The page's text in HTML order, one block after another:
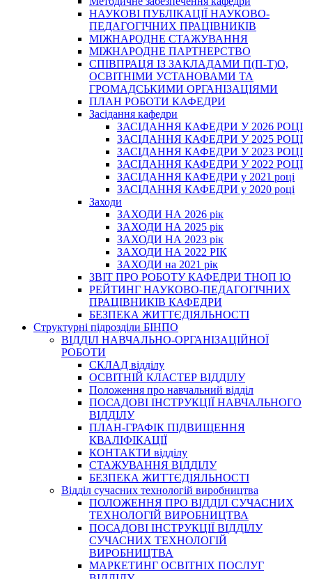
НАУКОВІ ПУБЛІКАЦІЇ НАУКОВО-
ПЕДАГОГІЧНИХ ПРАЦІВНИКІВ
МІЖНАРОДНЕ СТАЖУВАННЯ
МІЖНАРОДНЕ ПАРТНЕРСТВО
СПІВПРАЦЯ ІЗ ЗАКЛАДАМИ П(П-Т)О,
ОСВІТНІМИ УСТАНОВАМИ ТА
ГРОМАДСЬКИМИ ОРГАНІЗАЦІЯМИ
ПЛАН РОБОТИ КАФЕДРИ
Засідання кафедри
ЗАСІДАННЯ КАФЕДРИ У 2026 РОЦІ
ЗАСІДАННЯ КАФЕДРИ У 2025 РОЦІ
ЗАСІДАННЯ КАФЕДРИ У 2023 РОЦІ
ЗАСІДАННЯ КАФЕДРИ У 2022 РОЦІ
ЗАСІДАННЯ КАФЕДРИ у 2021 році
ЗАСІДАННЯ КАФЕДРИ у 2020 році
Заходи
ЗАХОДИ НА 2026 рік
ЗАХОДИ НА 2025 рік
ЗАХОДИ НА 2023 рік
ЗАХОДИ НА 2022 РІК
ЗАХОДИ на 2021 рік
3BIT ПРО РОБОТУ КАФЕДРИ ТНОП ІО
РЕЙТИНГ НАУКОВО-ПЕДАГОГІЧНИХ
ПРАЦІВНИКІВ КАФЕДРИ
БЕЗПЕКА ЖИТТЄДІЯЛЬНОСТІ
Структурні підрозділи БІНПО
ВІДДІЛ НАВЧАЛЬНО-ОРГАНІЗАЦІЙНОЇ
РОБОТИ
СКЛАД відділу
ОСВІТНІЙ КЛАСТЕР ВІДДІЛУ
Положення про навчальний вiддiл
ПОСАДОВІ ІНСТРУКЦІЇ НАВЧАЛЬНОГО
ВІДДІЛУ
ПЛАН-ГРАФІК ПІДВИЩЕННЯ
КВАЛІФІКАЦІЇ
КОНТАКТИ відділу
СТАЖУВАННЯ ВІДДІЛУ
БЕЗПЕКА ЖИТТЄДІЯЛЬНОСТІ
Відділ сучасних технологій виробництва
ПОЛОЖЕННЯ ПРО ВІДДІЛ СУЧАСНИХ
ТЕХНОЛОГІЙ ВИРОБНИЦТВА
ПОСАДОВІ ІНСТРУКЦІЇ ВІДДІЛУ
СУЧАСНИХ ТЕХНОЛОГІЙ
ВИРОБНИЦТВА
МАРКЕТИНГ ОСВІТНІХ ПОСЛУГ